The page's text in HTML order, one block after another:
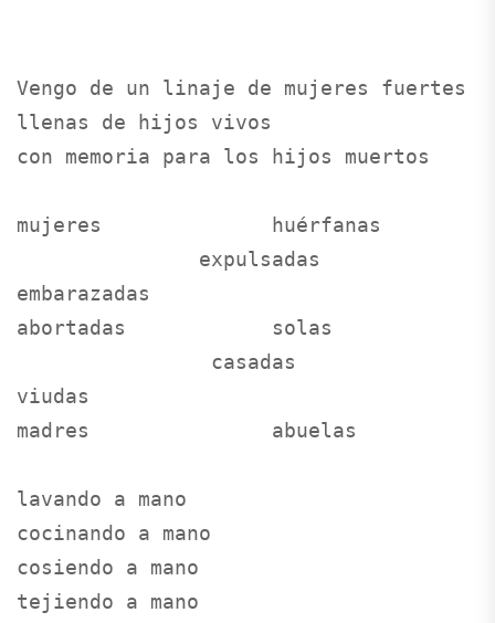
Vengo de un linaje de mujeres fuertes
llenas de hijos vivos
con memoria para los hijos muertos
mujeres              huérfanas
embarazadas
abortadas            solas
viudas
madres               abuelas
lavando a mano
cocinando a mano
cosiendo a mano
tejiendo a mano